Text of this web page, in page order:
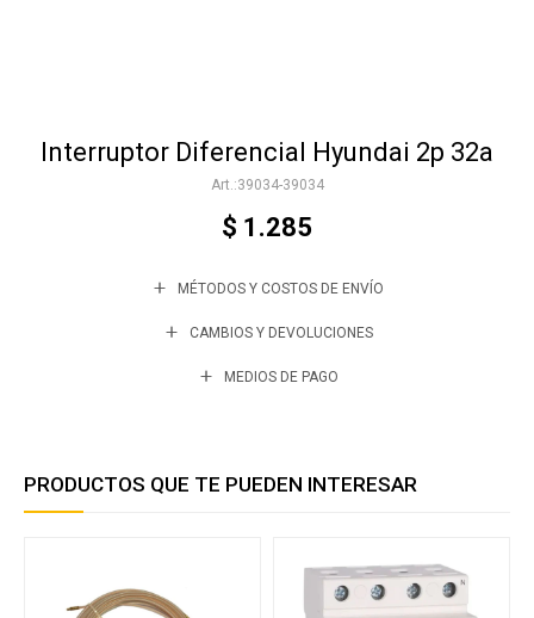
Interruptor Diferencial Hyundai 2p 32a
39034-39034
$ 1.285
MÉTODOS Y COSTOS DE ENVÍO
CAMBIOS Y DEVOLUCIONES
MEDIOS DE PAGO
PRODUCTOS QUE TE PUEDEN INTERESAR
Varios